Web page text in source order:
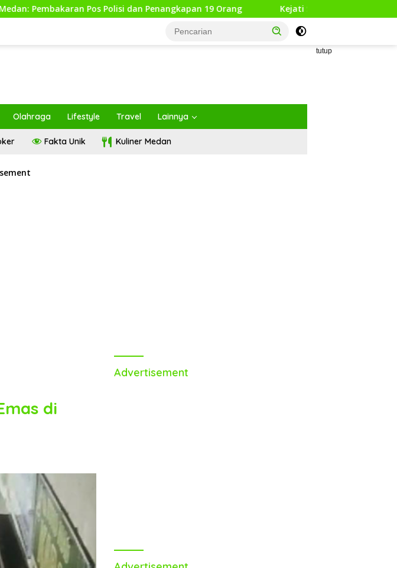
Pos Polisi dan Penangkapan 19 Orang Kejati Sumut Tahan 8 Tersangka Korupsi
tutup
Olahraga Lifestyle Travel Lainnya
Fakta Unik Kuliner Medan
di
Advertisement